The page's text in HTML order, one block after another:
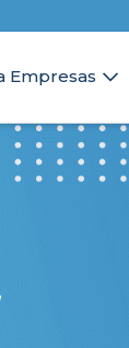
Empresas